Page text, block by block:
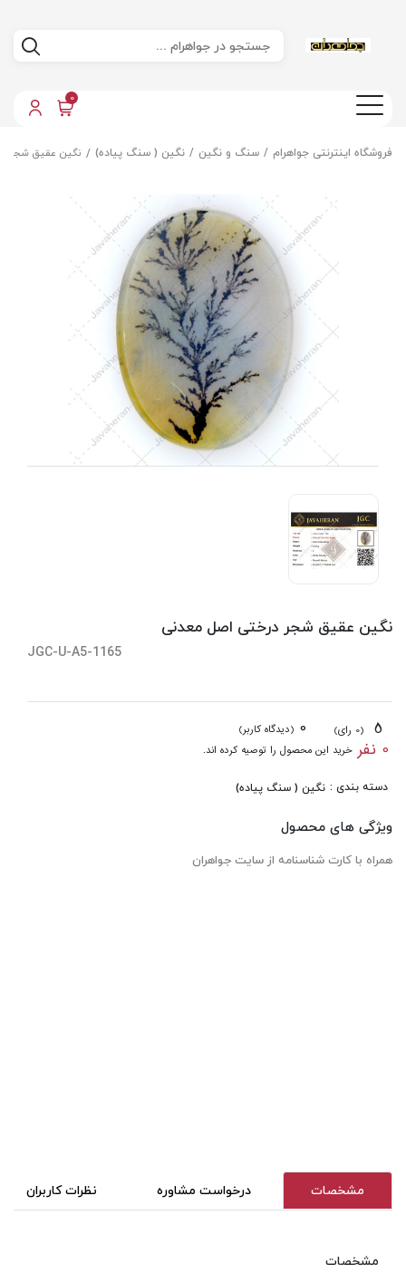
0
فروشگاه اینترنتی جواهرام سنگ و نگین نگین ( سنگ پیاده) نگین عقیق شجر
نگین عقیق شجر درختی اصل معدنی
JGC-U-A5-1165
(0 رای) 0 (دیدگاه کاربر)
0 نفر خرید این محصول را توصیه کرده اند.
دسته بندی : نگین ( سنگ پیاده)
ویژگی های محصول
همراه با کارت شناسنامه از سایت جواهران
مشخصات درخواست مشاوره نظرات کاربران
مشخصات